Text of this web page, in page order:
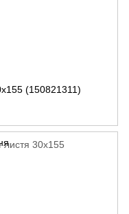
(150821311)